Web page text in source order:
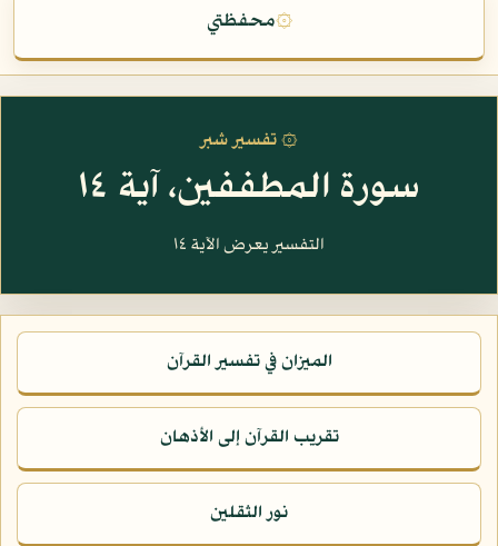
۞محفظتي
۞ تفسير شبر
سورة المطففين، آية ١٤
التفسير يعرض الآية ١٤
الميزان في تفسير القرآن
تقريب القرآن إلى الأذهان
نور الثقلين